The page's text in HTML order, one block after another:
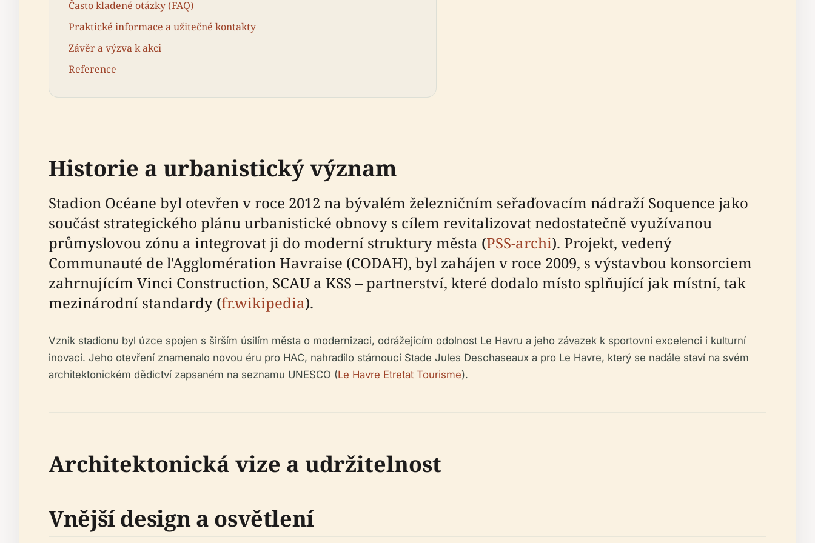
Často kladené otázky (FAQ)
Praktické informace a užitečné kontakty
Závěr a výzva k akci
Reference
Historie a urbanistický význam
Stadion Océane byl otevřen v roce 2012 na bývalém železničním seřaďovacím nádraží Soquence jako
součást strategického plánu urbanistické obnovy s cílem revitalizovat nedostatečně využívanou
průmyslovou zónu a integrovat ji do moderní struktury města (PSS-archi). Projekt, vedený
Communauté de l'Agglomération Havraise (CODAH), byl zahájen v roce 2009, s výstavbou konsorciem
zahrnujícím Vinci Construction, SCAU a KSS – partnerství, které dodalo místo splňující jak místní, tak
mezinárodní standardy (fr.wikipedia).
Vznik stadionu byl úzce spojen s širším úsilím města o modernizaci, odrážejícím odolnost Le Havru a jeho závazek k sportovní excelenci i kulturní
inovaci. Jeho otevření znamenalo novou éru pro HAC, nahradilo stárnoucí Stade Jules Deschaseaux a pro Le Havre, který se nadále staví na svém
architektonickém dědictví zapsaném na seznamu UNESCO (Le Havre Etretat Tourisme).
Architektonická vize a udržitelnost
Vnější design a osvětlení